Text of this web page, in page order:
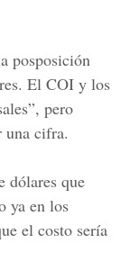
posposición
El COI y los
pero
una cifra.
dólares que
ya en los
el costo sería